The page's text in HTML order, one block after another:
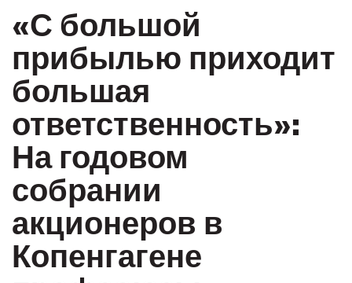
«С большой
прибылью приходит
большая
ответственность»:
На годовом
собрании
акционеров в
Копенгагене